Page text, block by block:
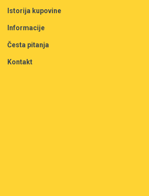
Istorija kupovine
Informacije
Česta pitanja
Kontakt